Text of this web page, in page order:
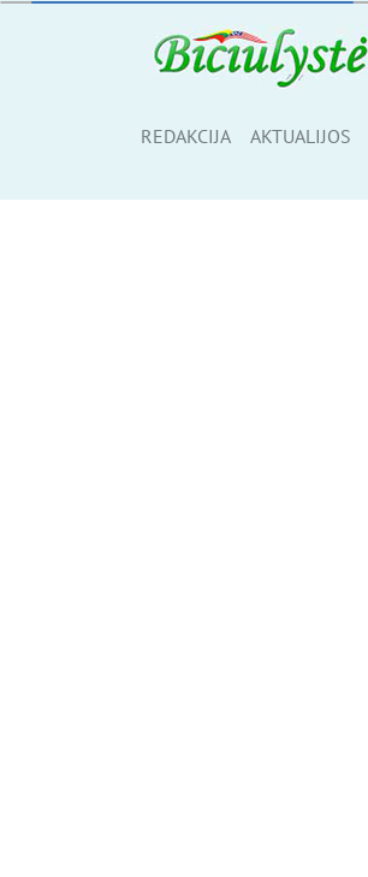
REDAKCIJA AKTUALIJOS
Share